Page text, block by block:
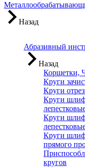
Назад
Абразивный
Назад
Корщетки,
Круги
Круги
Круги
Круги
Круги
прямого
кругов